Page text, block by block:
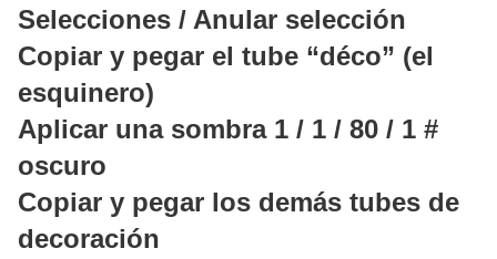
Selecciones / Anular selección
Copiar y pegar el tube “déco” (el
esquinero)
Aplicar una sombra 1 / 1 / 80 / 1 #
oscuro
Copiar y pegar los demás tubes de
decoración